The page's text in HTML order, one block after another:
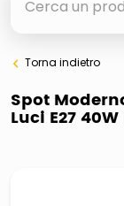
elenchi
orologio
Torna indietro
Spot
Luci E27